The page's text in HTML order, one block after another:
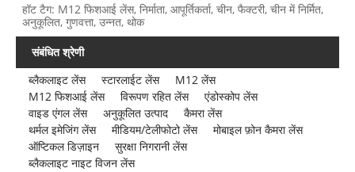
हॉट टैग: M12 फिशआई लेंस, निर्माता, आपूर्तिकर्ता, चीन, फैक्टरी, चीन में निर्मित,
अनुकूलित, गुणवत्ता, उन्नत, थोक
संबंधित श्रेणी
ब्लैकलाइट लेंस
स्टारलाईट लेंस
M12 लेंस
M12 फिशआई लेंस
विरूपण रहित लेंस
एंडोस्कोप लेंस
वाइड एंगल लेंस
अनुकूलित उत्पाद
कैमरा लेंस
थर्मल इमेजिंग लेंस
मीडियम/टेलीफोटो लेंस
मोबाइल फ़ोन कैमरा लेंस
ऑप्टिकल डिज़ाइन
सुरक्षा निगरानी लेंस
ब्लैकलाइट नाइट विजन लेंस